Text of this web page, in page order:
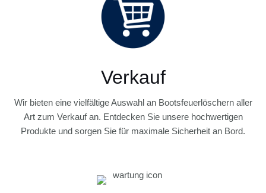
Verkauf
Wir bieten eine vielfältige Auswahl an Bootsfeuerlöschern aller
Art zum Verkauf an. Entdecken Sie unsere hochwertigen
Produkte und sorgen Sie für maximale Sicherheit an Bord.